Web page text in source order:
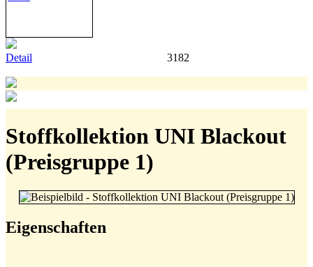
Detail 3182
Stoffkollektion UNI Blackout
(Preisgruppe 1)
Eigenschaften